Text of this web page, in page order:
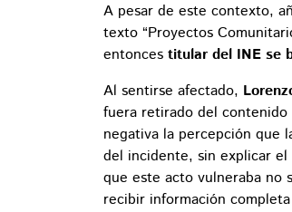
A pesar de este contexto,
texto “Proyectos
entonces titular del INE se
Al sentirse afectado,
fuera retirado del
negativa la percepción que
del incidente, sin explicar
que este acto vulneraba no
recibir información